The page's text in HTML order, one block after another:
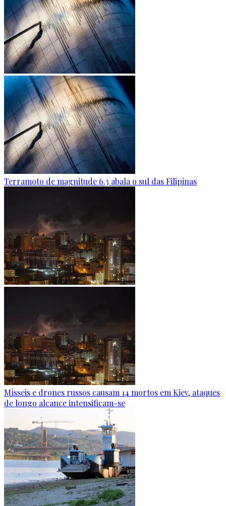
Terramoto de magnitude 6.3 abala o sul das Filipinas
Mísseis e drones russos causam 14 mortos em Kiev, ataques
de longo alcance intensificam-se